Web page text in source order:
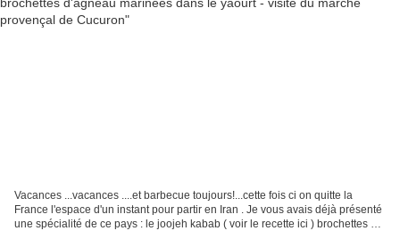
Vacances ...vacances ....et barbecue toujours!...cette fois ci on quitte la
France l'espace d'un instant pour partir en Iran . Je vous avais déjà présenté
une spécialité de ce pays : le joojeh kabab ( voir le recette ici ) brochettes de